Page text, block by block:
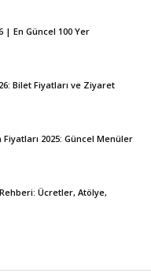
| En Güncel 100 Yer
Bilet Fiyatları ve Ziyaret
2025: Güncel Menüler
Ücretler, Atölye,